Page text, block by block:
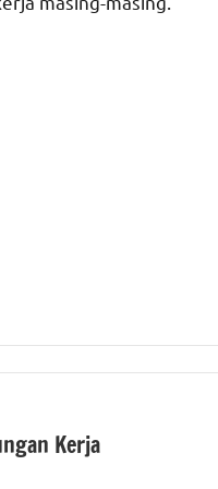
Kerja